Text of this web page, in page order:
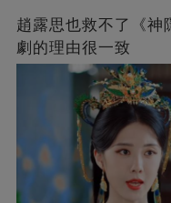
趙露思也救不了《神
劇的理由很一致